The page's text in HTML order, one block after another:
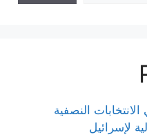
النصفية
لإسرائيل